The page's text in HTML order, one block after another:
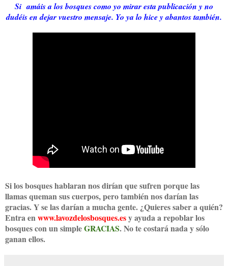
Si amáis a los bosques como yo mirar esta publicación y no
dudéis en dejar vuestro mensaje. Yo ya lo hice y abantos también.
Si los bosques hablaran nos dirían que sufren porque las
llamas queman sus cuerpos, pero también nos darían las
gracias. Y se las darían a mucha gente. ¿Quieres saber a quién?
Entra enwww.lavozdelosbosques.esy ayuda a repoblar los
bosques con un simpleGRACIAS. No te costará nada y sólo
ganan ellos.